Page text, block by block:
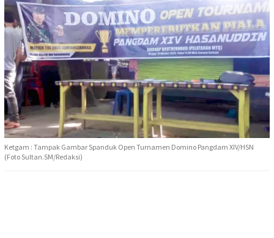
Ketgam : Tampak Gambar Spanduk Open Turnamen Domino Pangdam XIV/HSN
(Foto Sultan.SM/Redaksi)